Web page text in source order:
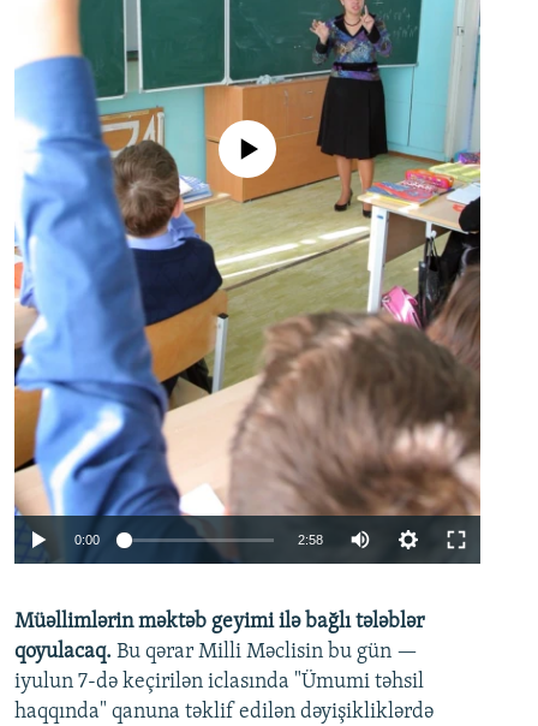
No media source currently available
0:00 2:58
360p
480p
720p
Müəllimlərin məktəb geyimi ilə bağlı tələblər
qoyulacaq. Bu qərar Milli Məclisin bu gün —
iyulun 7-də keçirilən iclasında "Ümumi təhsil
haqqında" qanuna təklif edilən dəyişikliklərdə